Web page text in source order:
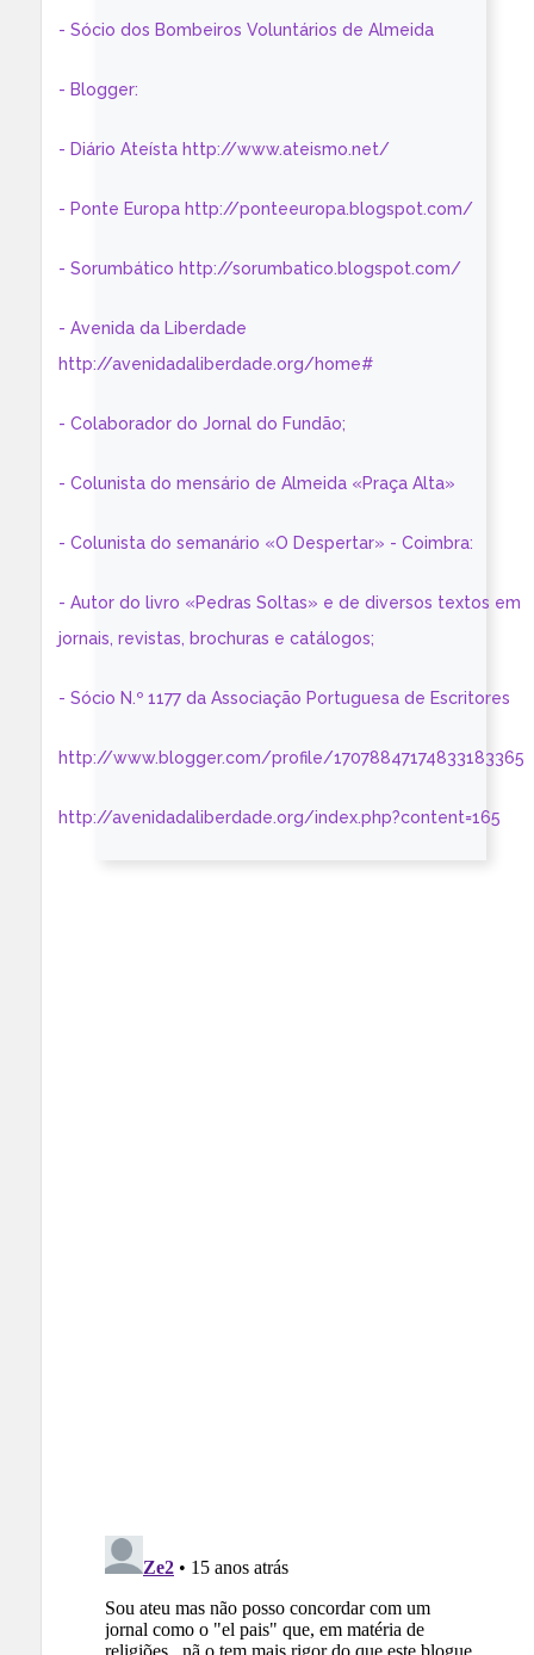
- Sócio dos Bombeiros Voluntários de Almeida
- Blogger:
- Diário Ateísta http://www.ateismo.net/
- Ponte Europa http://ponteeuropa.blogspot.com/
- Sorumbático http://sorumbatico.blogspot.com/
- Avenida da Liberdade
http://avenidadaliberdade.org/home#
- Colaborador do Jornal do Fundão;
- Colunista do mensário de Almeida «Praça Alta»
- Colunista do semanário «O Despertar» - Coimbra:
- Autor do livro «Pedras Soltas» e de diversos textos em
jornais, revistas, brochuras e catálogos;
- Sócio N.º 1177 da Associação Portuguesa de Escritores
http://www.blogger.com/profile/17078847174833183365
http://avenidadaliberdade.org/index.php?content=165